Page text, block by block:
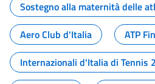
Sostegno alla maternità delle
Aero Club d'Italia
ATP
Internazionali d'Italia di Tennis